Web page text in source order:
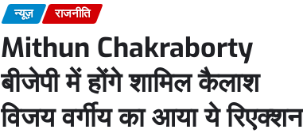
न्यूज़ राजनीति
Mithun Chakraborty
बीजेपी में होंगे शामिल कैलाश
विजय वर्गीय का आया ये रिएक्शन